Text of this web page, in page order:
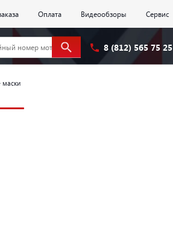
Оплата Видеообзоры Сервис
8 (812) 565 75 25
маски